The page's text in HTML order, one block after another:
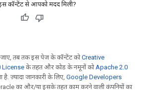
कॉन्टेंट से आपको मदद मिली?
तब तक इस पेज के कॉन्टेंट कोCreative
License के तहत और कोड के नमूनों कोApache 2.0
ज़्यादा जानकारी के लिए, Google Developers
का और/या इसके तहत काम करने वाली कंपनियों का